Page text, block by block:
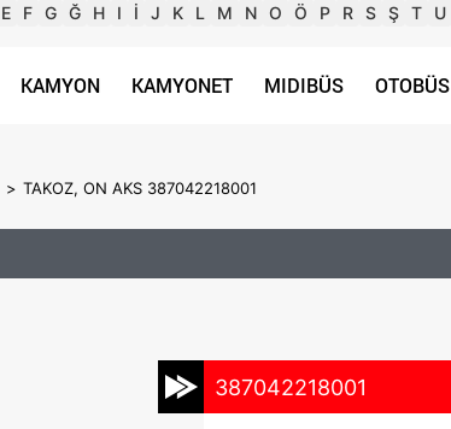
E F G Ğ H I İ J K L M N O Ö P R S Ş T U
KAMYON KAMYONET MIDIBÜS OTOBÜS
> TAKOZ, ON AKS 387042218001
387042218001